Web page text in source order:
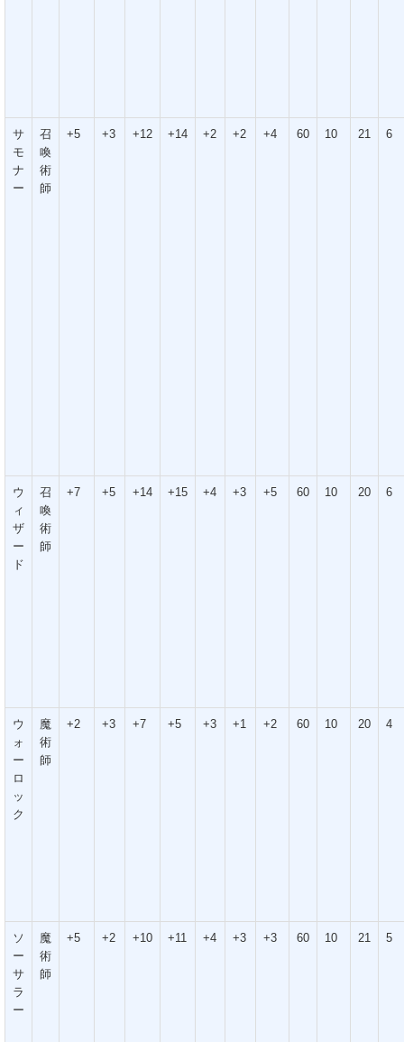
サ
モ
ナ
ー
召
喚
術
師
+5 +3 +12 +14 +2 +2 +4 60 10 21 6
ウ
ィ
ザ
ー
ド
召
喚
術
師
+7 +5 +14 +15 +4 +3 +5 60 10 20 6
ウ
ォ
ー
ロ
ッ
ク
魔
術
師
+2 +3 +7 +5 +3 +1 +2 60 10 20 4
ソ
ー
サ
ラ
ー
魔
術
師
+5 +2 +10 +11 +4 +3 +3 60 10 21 5